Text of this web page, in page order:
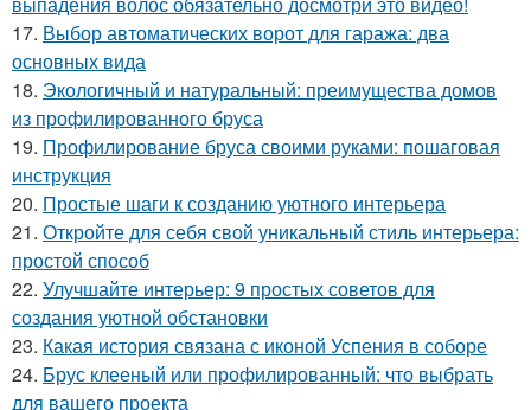
17. Выбор автоматических ворот для гаража: два
основных вида
18. Экологичный и натуральный: преимущества домов
из профилированного бруса
19. Профилирование бруса своими руками: пошаговая
инструкция
20. Простые шаги к созданию уютного интерьера
21. Откройте для себя свой уникальный стиль интерьера:
простой способ
22. Улучшайте интерьер: 9 простых советов для
создания уютной обстановки
23. Какая история связана с иконой Успения в соборе
24. Брус клееный или профилированный: что выбрать
для вашего проекта